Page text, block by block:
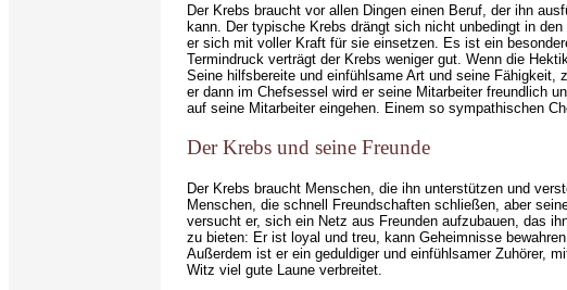
Der Krebs braucht vor allen Dingen einen Beruf, der ihn
kann. Der typische Krebs drängt sich nicht unbedingt in
er sich mit voller Kraft für sie einsetzen. Es ist ein
Termindruck verträgt der Krebs weniger gut. Wenn die
Seine hilfsbereite und einfühlsame Art und seine Fähigkeit,
er dann im Chefsessel wird er seine Mitarbeiter freundlich
auf seine Mitarbeiter eingehen. Einem so sympathischen
Der Krebs und seine Freunde
Der Krebs braucht Menschen, die ihn unterstützen und
Menschen, die schnell Freundschaften schließen, aber
versucht er, sich ein Netz aus Freunden aufzubauen, das
zu bieten: Er ist loyal und treu, kann Geheimnisse
Außerdem ist er ein geduldiger und einfühlsamer Zuhörer,
Witz viel gute Laune verbreitet.